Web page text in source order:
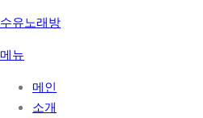
콘
츠
수유노래방
메뉴
메인
소개